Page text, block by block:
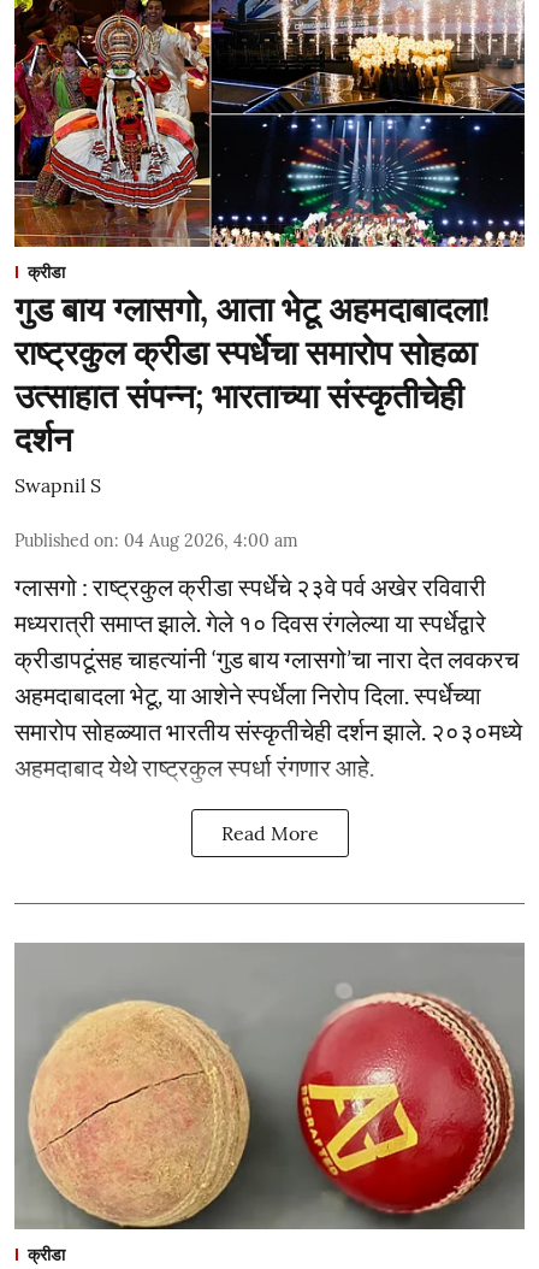
क्रीडा
गुड बाय ग्लासगो, आता भेटू अहमदाबादला!
राष्ट्रकुल क्रीडा स्पर्धेचा समारोप सोहळा
उत्साहात संपन्न; भारताच्या संस्कृतीचेही
दर्शन
Swapnil S
Published on: 04 Aug 2026, 4:00 am
ग्लासगो : राष्ट्रकुल क्रीडा स्पर्धेचे २३वे पर्व अखेर रविवारी
मध्यरात्री समाप्त झाले. गेले १० दिवस रंगलेल्या या स्पर्धेद्वारे
क्रीडापटूंसह चाहत्यांनी ‘गुड बाय ग्लासगो’चा नारा देत लवकरच
अहमदाबादला भेटू, या आशेने स्पर्धेला निरोप दिला. स्पर्धेच्या
समारोप सोहळ्यात भारतीय संस्कृतीचेही दर्शन झाले. २०३०मध्ये
अहमदाबाद येथे राष्ट्रकुल स्पर्धा रंगणार आहे.
Read More
क्रीडा